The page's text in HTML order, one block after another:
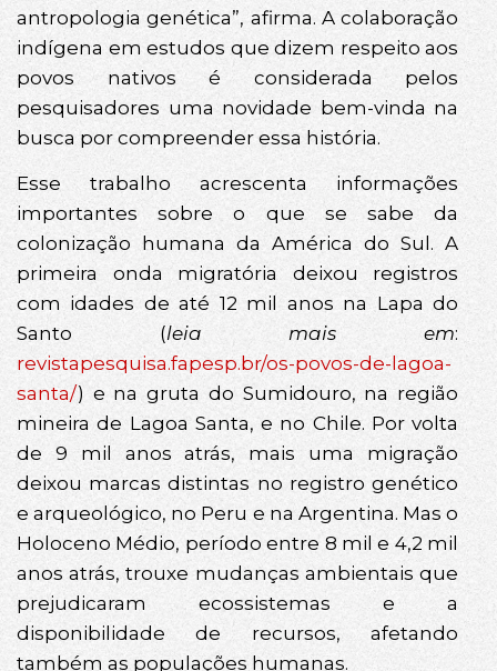
antropologia genética”, afirma. A colaboração
indígena em estudos que dizem respeito aos
povos nativos é considerada pelos
pesquisadores uma novidade bem-vinda na
busca por compreender essa história.
Esse trabalho acrescenta informações
importantes sobre o que se sabe da
colonização humana da América do Sul. A
primeira onda migratória deixou registros
com idades de até 12 mil anos na Lapa do
Santo (leia mais em:
revistapesquisa.fapesp.br/os-povos-de-lagoa-
santa/) e na gruta do Sumidouro, na região
mineira de Lagoa Santa, e no Chile. Por volta
de 9 mil anos atrás, mais uma migração
deixou marcas distintas no registro genético
e arqueológico, no Peru e na Argentina. Mas o
Holoceno Médio, período entre 8 mil e 4,2 mil
anos atrás, trouxe mudanças ambientais que
prejudicaram ecossistemas e a
disponibilidade de recursos, afetando
também as populações humanas.